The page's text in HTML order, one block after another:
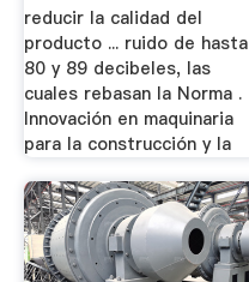
reducir la calidad del
producto ... ruido de hasta
80 y 89 decibeles, las
cuales rebasan la Norma .
Innovación en maquinaria
para la construcción y la